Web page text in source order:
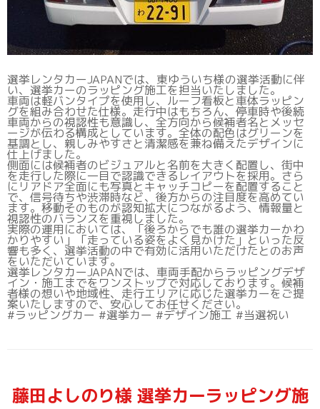
選挙レンタカーJAPANでは、東ゆういち様の選挙活動に伴
い、選挙カーのラッピング施工を担当いたしました。
車両は軽バンタイプを使用し、ルーフ看板と車体ラッピン
グを組み合わせた仕様。走行中はもちろん、停車時や後続
車両からの視認性も意識し、全方向から候補者名とメッセ
ージが伝わる構成としています。全体の配色はグリーンを
基調とし、親しみやすさと清潔感を兼ね備えたデザインに
仕上げました。
側面には候補者のビジュアルと名前を大きく配置し、街中
を走行した際に一目で認識できるレイアウトを採用。さら
にリアドア全面にも写真とキャッチコピーを配置すること
で、信号待ちや渋滞時など、後方からの注目度を高めてい
ます。移動そのものが認知拡大につながるよう、情報量と
視認性のバランスを重視しました。
実際の運用においては、「後ろからでも誰の選挙カーかわ
かりやすい」「走っている姿をよく見かけた」といった反
響も多く、選挙活動の中で有効に活用いただけたとのお声
をいただいています。
選挙レンタカーJAPANでは、車両手配からラッピングデザ
イン・施工までをワンストップで対応しております。候補
者様の想いや地域性、走行エリアに応じた選挙カーをご提
案いたしますので、安心してお任せください。
#ラッピングカー #選挙カー #デザイン施工 #当選祝い
藤田よしのり様 選挙カーラッピング施